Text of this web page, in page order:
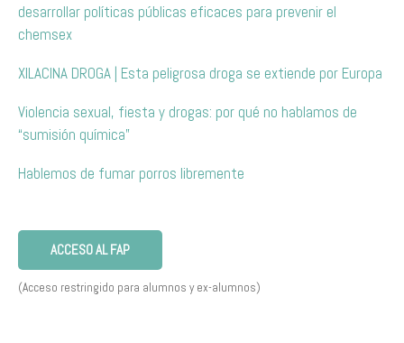
desarrollar políticas públicas eficaces para prevenir el
chemsex
XILACINA DROGA | Esta peligrosa droga se extiende por Europa
Violencia sexual, fiesta y drogas: por qué no hablamos de
“sumisión química”
Hablemos de fumar porros libremente
ACCESO AL FAP
(Acceso restringido para alumnos y ex-alumnos)